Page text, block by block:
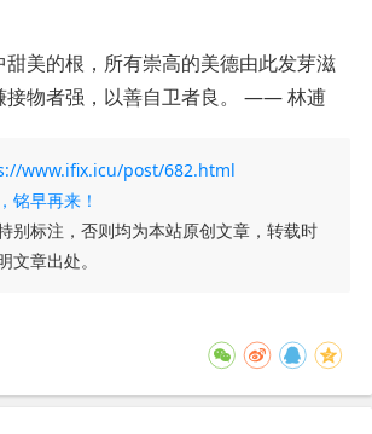
美的根，所有崇高的美德由此发芽滋
接物者强，以善自卫者良。 —— 林逋
www.ifix.icu/post/682.html
铭早再来！
别标注，否则均为本站原创文章，转载时
文章出处。